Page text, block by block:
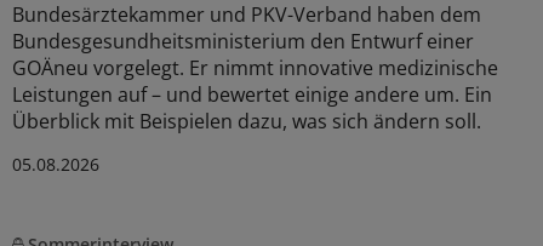
Bundesärztekammer und PKV-Verband haben dem
Bundesgesundheitsministerium den Entwurf einer
GOÄneu vorgelegt. Er nimmt innovative medizinische
Leistungen auf – und bewertet einige andere um. Ein
Überblick mit Beispielen dazu, was sich ändern soll.
05.08.2026